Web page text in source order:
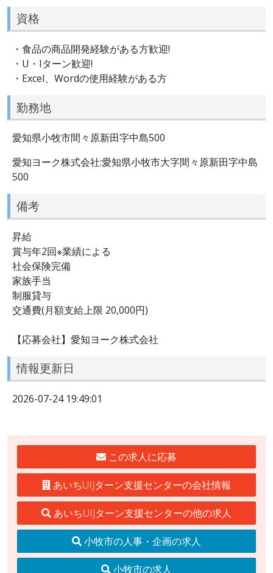
資格
・食品の商品開発経験がある方歓迎!
・U・Iターン歓迎!
・Excel、Wordの使用経験がある方
勤務地
愛知県小牧市間々原新田字中島500
愛知ヨーク株式会社:愛知県小牧市大字間々原新田字中島
500
備考
昇給
賞与年2回※業績による
社会保険完備
家族手当
制服貸与
交通費(月額支給上限 20,000円)
【応募会社】愛知ヨーク株式会社
情報更新日
2026-07-24 19:49:01
この求人に応募
あいちUIJターン支援センターの会社情報
あいちUIJターン支援センターの他の求人
小牧市の人事・企画の求人
小牧市の求人